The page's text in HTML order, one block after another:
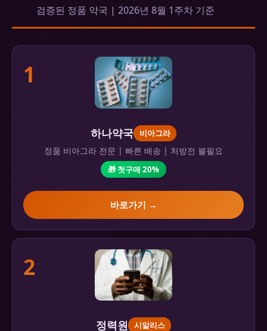
검증된 정품 약국 | 2026년 8월 1주차 기준
1
하나약국 비아그라
정품 비아그라 전문 | 빠른 배송 | 처방전 불필요
🎁 첫구매 20%
바로가기 →
2
정력원 시알리스